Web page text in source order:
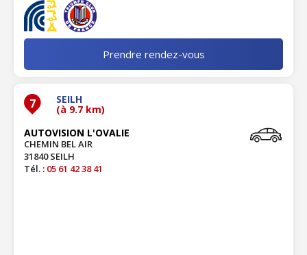
Prendre rendez-vous
7 SEILH
(à 9.7 km)
AUTOVISION L'OVALIE
CHEMIN BEL AIR
31840 SEILH
Tél. : 05 61 42 38 41